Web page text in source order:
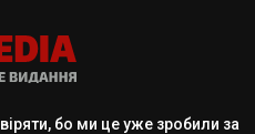
бо ми це уже зробили за